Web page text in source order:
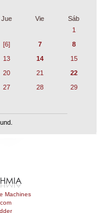
Jue Vie
Sáb
1
[6] 7
8
13 14
15
20 21
22
27 28
29
Machines